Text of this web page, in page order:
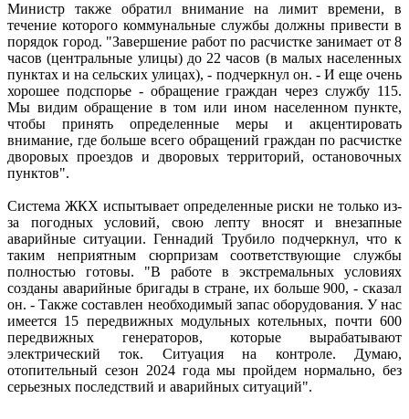
Министр также обратил внимание на лимит времени, в
течение которого коммунальные службы должны привести в
порядок город. "Завершение работ по расчистке занимает от 8
часов (центральные улицы) до 22 часов (в малых населенных
пунктах и на сельских улицах), - подчеркнул он. - И еще очень
хорошее подспорье - обращение граждан через службу 115.
Мы видим обращение в том или ином населенном пункте,
чтобы принять определенные меры и акцентировать
внимание, где больше всего обращений граждан по расчистке
дворовых проездов и дворовых территорий, остановочных
пунктов".
Система ЖКХ испытывает определенные риски не только из-
за погодных условий, свою лепту вносят и внезапные
аварийные ситуации. Геннадий Трубило подчеркнул, что к
таким неприятным сюрпризам соответствующие службы
полностью готовы. "В работе в экстремальных условиях
созданы аварийные бригады в стране, их больше 900, - сказал
он. - Также составлен необходимый запас оборудования. У нас
имеется 15 передвижных модульных котельных, почти 600
передвижных генераторов, которые вырабатывают
электрический ток. Ситуация на контроле. Думаю,
отопительный сезон 2024 года мы пройдем нормально, без
серьезных последствий и аварийных ситуаций".